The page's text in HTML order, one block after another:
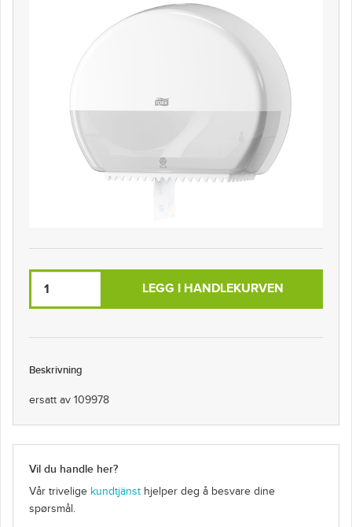
LEGG I HANDLEKURVEN
Beskrivning
ersatt av 109978
Vil du handle her?
Vår trivelige kundtjänst hjelper deg å besvare dine
spørsmål.